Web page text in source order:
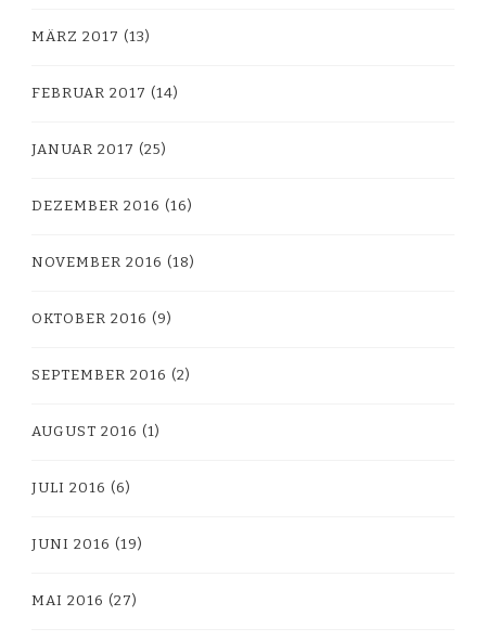
MÄRZ 2017 (13)
FEBRUAR 2017 (14)
JANUAR 2017 (25)
DEZEMBER 2016 (16)
NOVEMBER 2016 (18)
OKTOBER 2016 (9)
SEPTEMBER 2016 (2)
AUGUST 2016 (1)
JULI 2016 (6)
JUNI 2016 (19)
MAI 2016 (27)